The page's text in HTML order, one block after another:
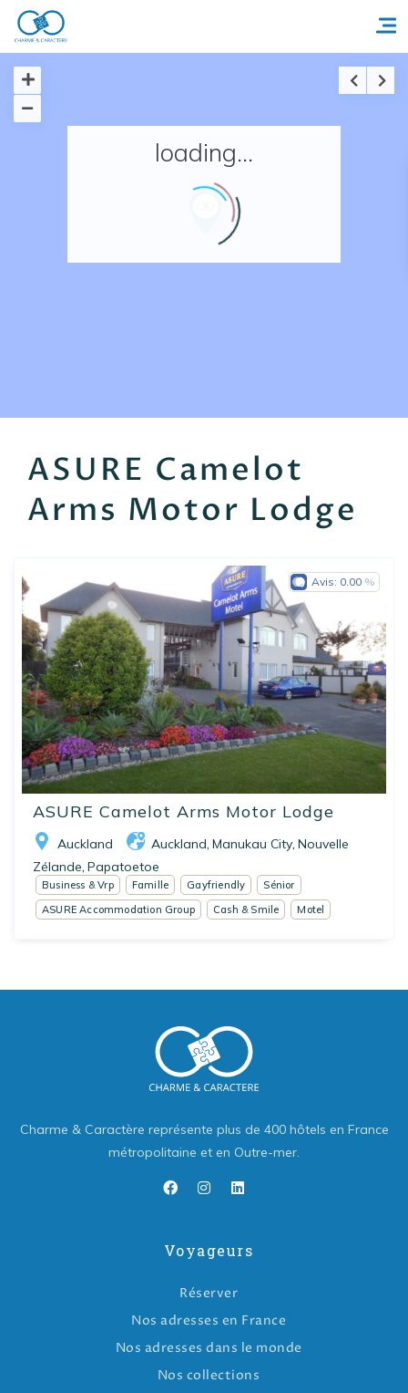
Accueil
Nos adresses en France
loading...
ASURE Camelot
Arms Motor Lodge
ASURE Camelot Arms Motor Lodge
Auckland Auckland Manukau City Nouvelle
Zélande Papatoetoe
Avis: 0.00
Business & Vrp Famille Gayfriendly
Sénior
ASURE Accommodation Group
Cash & Smile Motel
Charme & Caractère représente plus de 400 hôtels en France
métropolitaine et en Outre-mer.
Voyageurs
Réserver
Nos adresses en France
Nos adresses dans le monde
Nos collections